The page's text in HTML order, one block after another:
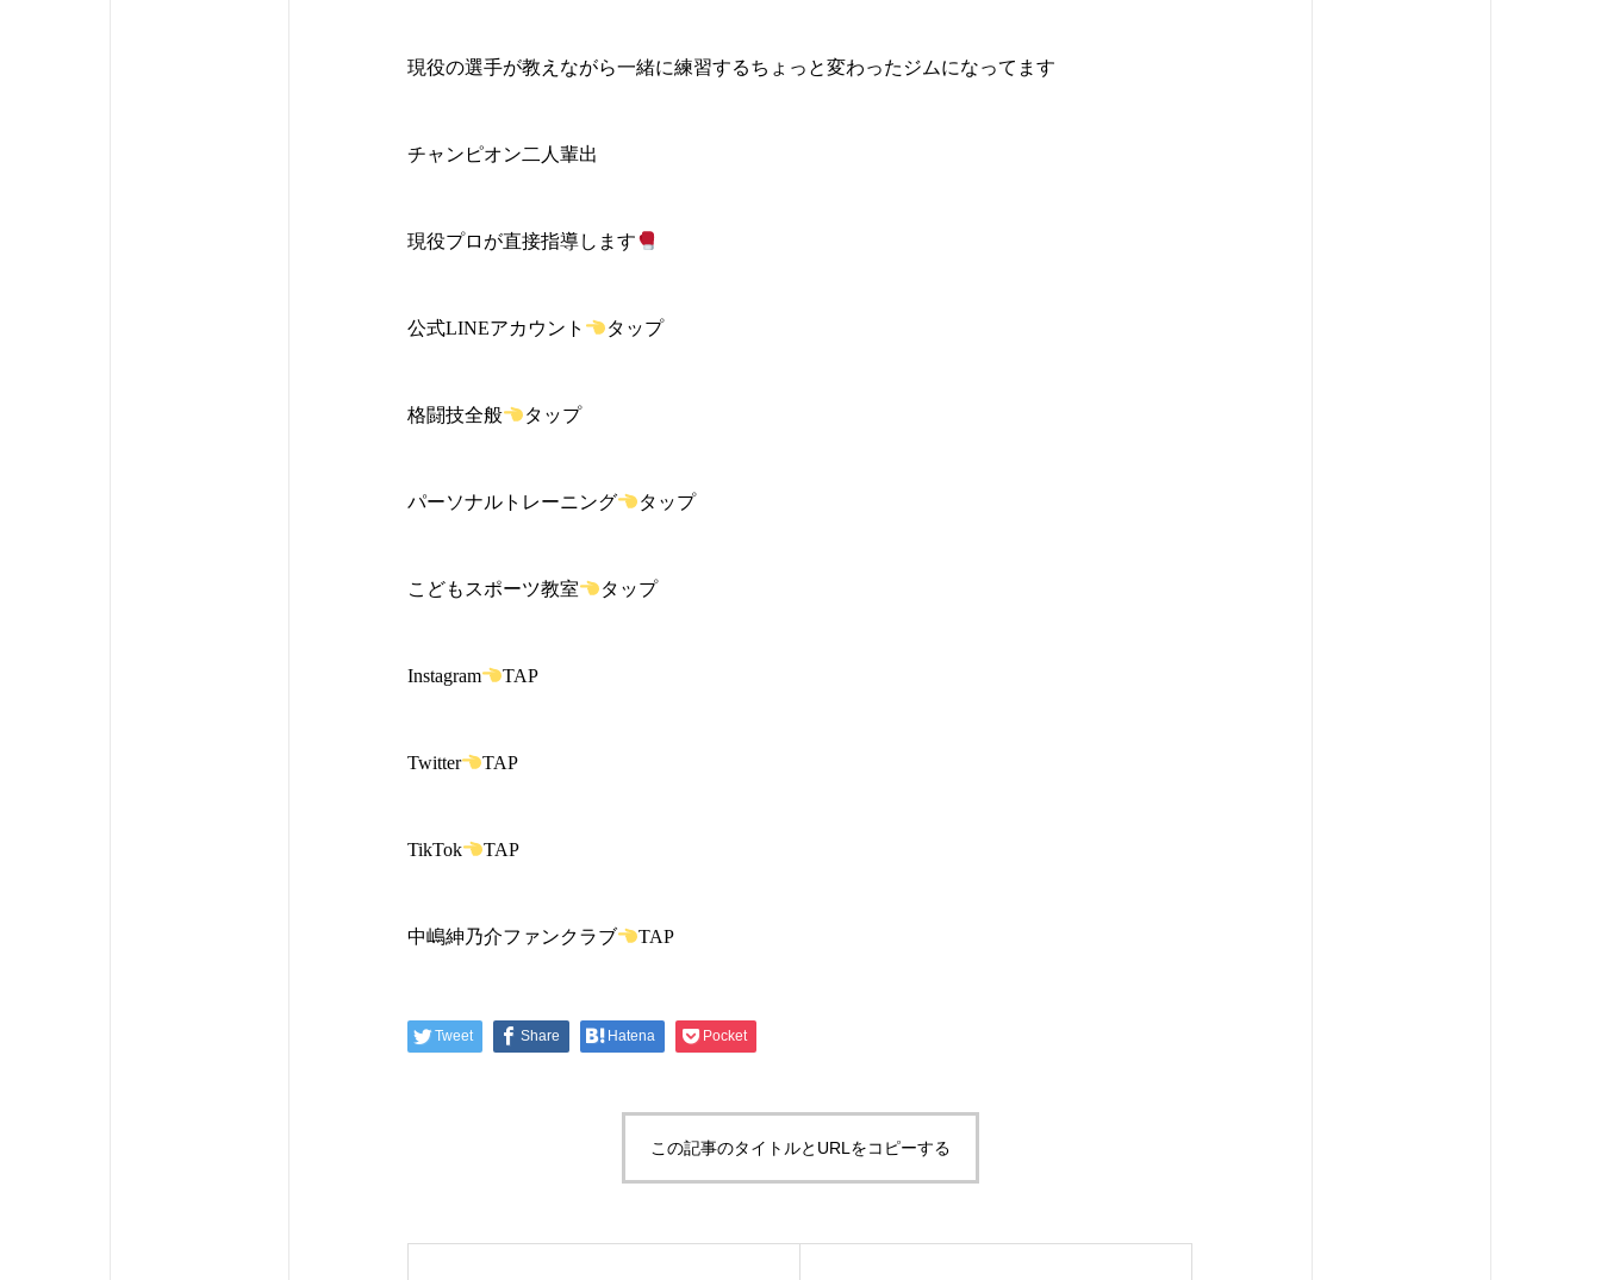
現役の選手が教えながら一緒に練習するちょっと変わったジムになってます
チャンピオン二人輩出
現役プロが直接指導します
公式LINEアカウント タップ
格闘技全般 タップ
パーソナルトレーニング タップ
こどもスポーツ教室 タップ
Instagram TAP
Twitter TAP
TikTok TAP
中嶋紳乃介ファンクラブ TAP
Tweet Share Hatena Pocket
この記事のタイトルとURLをコピーする